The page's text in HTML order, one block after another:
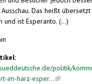
Das heißt übersetzt
und ist Esperanto. (...)
politik/
im-harz-esper...(link is